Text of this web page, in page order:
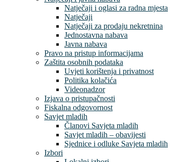
Natječaji i oglasi za radna mjesta
Natječaji
Natječaji za prodaju nekretnina
Jednostavna nabava
Javna nabava
Pravo na pristup informacijama
Zaštita osobnih podataka
Uvjeti korištenja i privatnost
Politika kolačića
Videonadzor
Izjava o pristupačnosti
Fiskalna odgovornost
Savjet mladih
Članovi Savjeta mladih
Savjet mladih – obavijesti
Sjednice i odluke Savjeta mladih
Izbori